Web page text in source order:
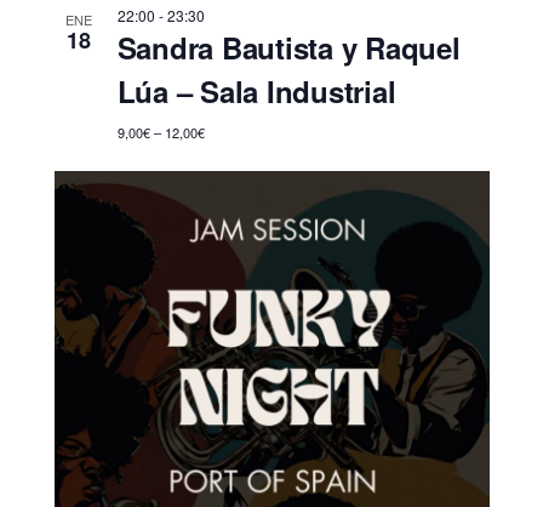
ENE
18
22:00 -23:30
Sandra Bautista y Raquel
Lúa – Sala Industrial
9,00€ – 12,00€